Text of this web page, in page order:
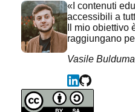
«I contenuti
accessibili a
Il mio obiettivo
raggiungano
Vasile